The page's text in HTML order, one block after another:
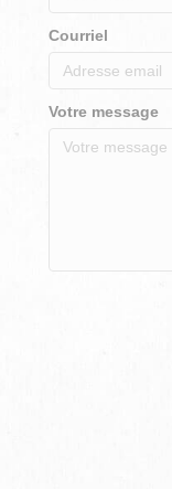
Courriel
Votre message